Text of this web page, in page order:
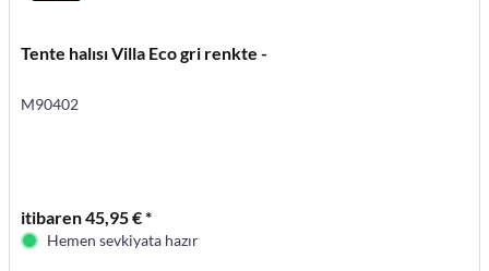
Tente halısı Villa Eco gri renkte -
M90402
itibaren 45,95 € *
Hemen sevkiyata hazır